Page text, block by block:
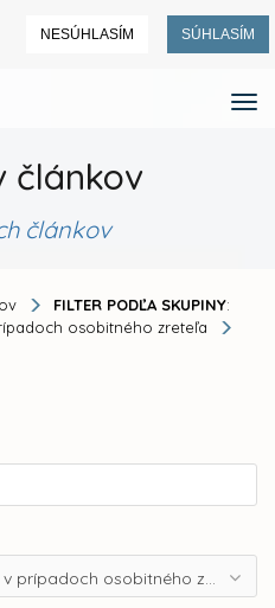
NESÚHLASÍM SÚHLASÍM
článkov
článkov
FILTER PODĽA SKUPINY:
osobitného zreteľa
Prenájom a prevod majetku v prípadoch osobitného zreteľa